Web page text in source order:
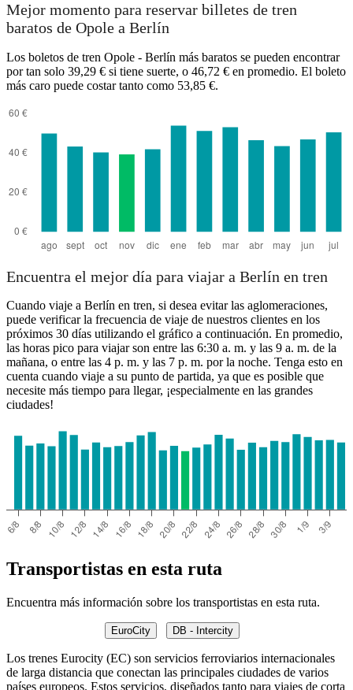
Mejor momento para reservar billetes de tren
baratos de Opole a Berlín
Los boletos de tren Opole - Berlín más baratos se pueden encontrar
por tan solo 39,29 € si tiene suerte, o 46,72 € en promedio. El boleto
más caro puede costar tanto como 53,85 €.
Encuentra el mejor día para viajar a Berlín en tren
Cuando viaje a Berlín en tren, si desea evitar las aglomeraciones,
puede verificar la frecuencia de viaje de nuestros clientes en los
próximos 30 días utilizando el gráfico a continuación. En promedio,
las horas pico para viajar son entre las 6:30 a. m. y las 9 a. m. de la
mañana, o entre las 4 p. m. y las 7 p. m. por la noche. Tenga esto en
cuenta cuando viaje a su punto de partida, ya que es posible que
necesite más tiempo para llegar, ¡especialmente en las grandes
ciudades!
Transportistas en esta ruta
Encuentra más información sobre los transportistas en esta ruta.
EuroCity DB - Intercity
Los trenes Eurocity (EC) son servicios ferroviarios internacionales
de larga distancia que conectan las principales ciudades de varios
países europeos. Estos servicios, diseñados tanto para viajes de corta